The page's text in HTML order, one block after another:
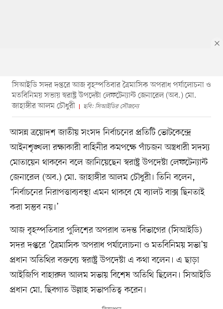
সিআইডি সদর দপ্তরে আজ বৃহস্পতিবার ত্রৈমাসিক অপরাধ পর্যালোচনা ও
মতবিনিময় সভায় স্বরাষ্ট্র উপদেষ্টা লেফটেন্যান্ট জেনারেল (অব.) মো.
জাহাঙ্গীর আলম চৌধুরী
ছবি: সিআইডির সৌজন্যে
আসন্ন ত্রয়োদশ জাতীয় সংসদ নির্বাচনের প্রতিটি ভোটকেন্দ্রে
আইনশৃঙ্খলা রক্ষাকারী বাহিনীর কমপক্ষে পাঁচজন অস্ত্রধারী সদস্য
মোতায়েন থাকবেন বলে জানিয়েছেন স্বরাষ্ট্র উপদেষ্টা লেফটেন্যান্ট
জেনারেল (অব.) মো. জাহাঙ্গীর আলম চৌধুরী। তিনি বলেন,
‘নির্বাচনের নিরাপত্তাব্যবস্থা এমন থাকবে যে ব্যালট বাক্স ছিনতাই
করা সম্ভব নয়।’
আজ বৃহস্পতিবার পুলিশের অপরাধ তদন্ত বিভাগের (সিআইডি)
সদর দপ্তরে ‘ত্রৈমাসিক অপরাধ পর্যালোচনা ও মতবিনিময় সভা’য়
প্রধান অতিথির বক্তব্যে স্বরাষ্ট্র উপদেষ্টা এ কথা বলেন। এ ছাড়া
আইজিপি বাহারুল আলম সভায় বিশেষ অতিথি ছিলেন। সিআইডি
প্রধান মো. ছিবগাত উল্লাহ সভাপতিত্ব করেন।